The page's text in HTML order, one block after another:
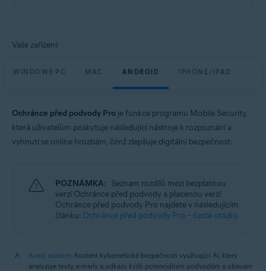
Vaše zařízení:
WINDOWS PC MAC ANDROID IPHONE/IPAD
Ochránce před podvody Pro je funkce programu Mobile Security,
která uživatelům poskytuje následující nástroje k rozpoznání a
vyhnutí se online hrozbám, čímž zlepšuje digitální bezpečnost:
POZNÁMKA: Seznam rozdílů mezi bezplatnou
verzí Ochránce před podvody a placenou verzí
Ochránce před podvody Pro najdete v následujícím
článku: Ochránce před podvody Pro – časté otázky.
Avast asistent: Asistent kybernetické bezpečnosti využívající AI, který
analyzuje texty, e-maily a odkazy kvůli potenciálním podvodům a obavám